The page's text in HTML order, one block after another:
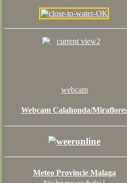
webcam
Webcam Calahonda/
Meteo Provincie Malaga